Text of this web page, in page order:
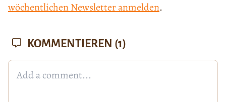
wöchentlichen Newsletter anmelden.
KOMMENTIEREN (1)